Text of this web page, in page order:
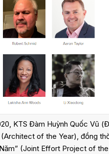
, KTS Đàm Huỳnh Quốc Vũ
of the Year), đồng
(Joint Effort Project of